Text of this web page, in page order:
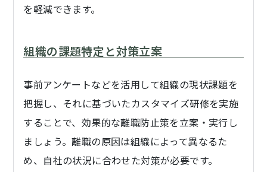
を軽減できます。
組織の課題特定と対策立案
事前アンケートなどを活用して組織の現状課題を
把握し、それに基づいたカスタマイズ研修を実施
することで、効果的な離職防止策を立案・実行し
ましょう。離職の原因は組織によって異なるた
め、自社の状況に合わせた対策が必要です。